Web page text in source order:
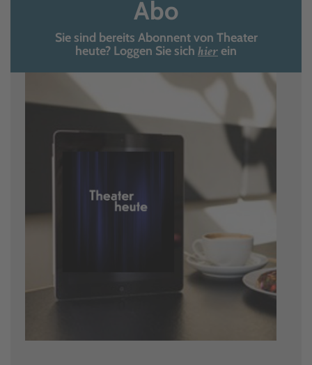
Abo
Sie sind bereits Abonnent von Theater
heute? Loggen Sie sich hierein